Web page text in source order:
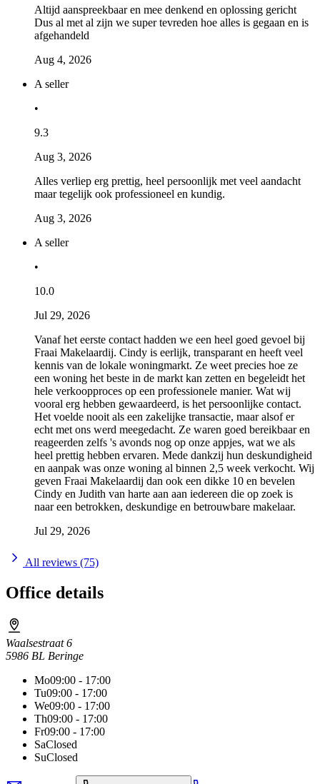
Altijd aanspreekbaar en mee denkend en oplossing gericht
Dus al met al zijn we super tevreden hoe alles is gegaan en is
afgehandeld
Aug 4, 2026
A seller
•
9.3
Aug 3, 2026
Alles verliep erg prettig, heel persoonlijk met veel aandacht
maar tegelijk ook professioneel en kundig.
Aug 3, 2026
A seller
•
10.0
Jul 29, 2026
Vanaf het eerste contact hadden we een heel goed gevoel bij
Fraai Makelaardij. Cindy is eerlijk, transparant en heeft veel
kennis van de lokale woningmarkt. Ze weet precies hoe ze
een woning het beste in de markt kan zetten en begeleidt het
hele verkoopproces op een professionele manier. Wat wij
vooral erg hebben gewaardeerd, is het persoonlijke contact.
Het voelde nooit als een zakelijke transactie, maar alsof er
echt met ons werd meegedacht. Ze waren goed bereikbaar en
reageerden zelfs 's avonds nog op onze appjes, wat we als
heel prettig hebben ervaren. Mede dankzij hun deskundigheid
en aanpak was onze woning al binnen 2,5 week verkocht. Wij
geven Fraai Makelaardij dan ook een dikke 10 en bevelen
Cindy en Judith van harte aan aan iedereen die op zoek is
naar een betrokken, deskundige en betrouwbare makelaar.
Jul 29, 2026
All reviews (75)
Office details
Waalsestraat 6
5986 BL Beringe
Mo09:00 - 17:00
Tu09:00 - 17:00
We09:00 - 17:00
Th09:00 - 17:00
Fr09:00 - 17:00
SaClosed
SuClosed